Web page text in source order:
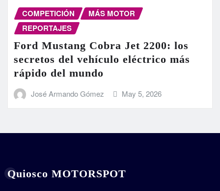
COMPETICIÓN
MÁS MOTOR
REPORTAJES
Ford Mustang Cobra Jet 2200: los
secretos del vehículo eléctrico más
rápido del mundo
José Armando Gómez May 5, 2026
Quiosco MOTORSPOT